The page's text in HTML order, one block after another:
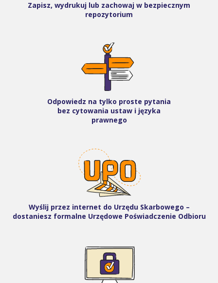
Zapisz, wydrukuj lub zachowaj w bezpiecznym
repozytorium
Odpowiedz na tylko proste pytania
bez cytowania ustaw i języka
prawnego
Wyślij przez internet do Urzędu Skarbowego –
dostaniesz formalne Urzędowe Poświadczenie Odbioru